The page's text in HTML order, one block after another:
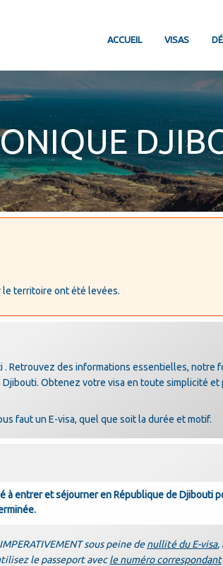
ACCUEIL VISAS
le territoire ont été levées.
Retrouvez des informations essentielles, notre
Obtenez votre visa en toute simplicité et
faut un E-visa, quel que soit la durée et motif.
à entrer et séjourner en République de Djibouti
sous peine denullité du E-visa,
le passeport avecle numéro correspondant